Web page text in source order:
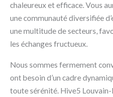
chaleureux et efficace. Vous
une communauté diversifiée
une multitude de secteurs,
les échanges fructueux.
Nous sommes fermement
ont besoin d’un cadre
toute sérénité. Hive5